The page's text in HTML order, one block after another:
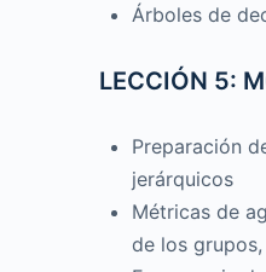
Árboles de
LECCIÓN 5:
Preparación
jerárquicos
Métricas de
de los